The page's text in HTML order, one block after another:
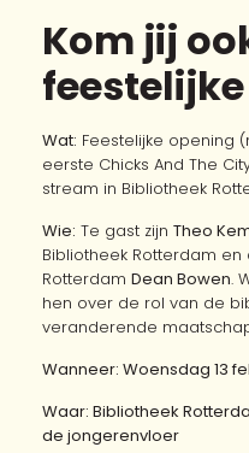
Kom jij
Wat: Feestelijke opening
eerste Chicks And The
stream in Bibliotheek
Wie: Te gast zijn Theo
Bibliotheek Rotterdam
Rotterdam Dean Bowen.
hen over de rol van de
veranderende
Wanneer: Woensdag 13
Waar: Bibliotheek
de jongerenvloer